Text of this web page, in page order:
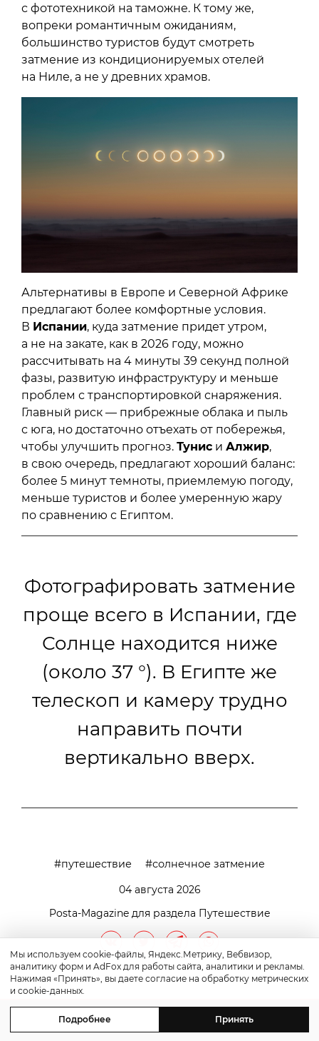
с фототехникой на таможне. К тому же,
вопреки романтичным ожиданиям,
большинство туристов будут смотреть
затмение из кондиционируемых отелей
на Ниле, а не у древних храмов.
Альтернативы в Европе и Северной Африке
предлагают более комфортные условия.
В Испании, куда затмение придет утром,
а не на закате, как в 2026 году, можно
рассчитывать на 4 минуты 39 секунд полной
фазы, развитую инфраструктуру и меньше
проблем с транспортировкой снаряжения.
Главный риск — прибрежные облака и пыль
с юга, но достаточно отъехать от побережья,
чтобы улучшить прогноз. Тунис и Алжир,
в свою очередь, предлагают хороший баланс:
более 5 минут темноты, приемлемую погоду,
меньше туристов и более умеренную жару
по сравнению с Египтом.
Фотографировать затмение
проще всего в Испании, где
Солнце находится ниже
(около 37 °). В Египте же
телескоп и камеру трудно
направить почти
вертикально вверх.
путешествие
солнечное затмение
04 августа 2026
Posta-Magazine для раздела Путешествие
Мы используем cookie-файлы, Яндекс.Метрику, Вебвизор,
аналитику форм и AdFox для работы сайта, аналитики и рекламы.
Нажимая «Принять», вы даете согласие на обработку метрических
и cookie-данных.
Подробнее Принять